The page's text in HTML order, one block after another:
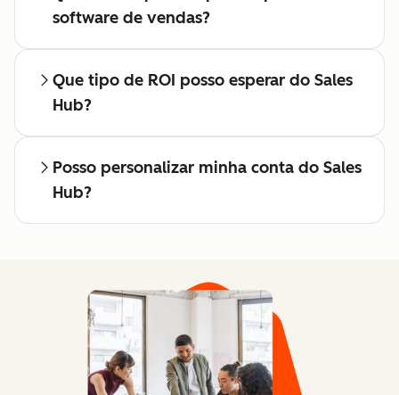
software de vendas?
Que tipo de ROI posso esperar do Sales
Hub?
Posso personalizar minha conta do Sales
Hub?